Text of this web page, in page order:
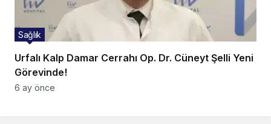
Urfalı Kalp Damar Cerrahı Op. Dr. Cüneyt Şelli Yeni
Görevinde!
Sağlık
6 ay önce